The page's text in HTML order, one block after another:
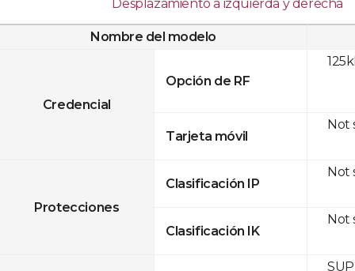
Desplazamiento a izquierda y derecha
Nombre del modelo
Credencial
Opción de RF
Tarjeta móvil
Protecciones
Clasificación IP
Clasificación IK
Not
Not
Not